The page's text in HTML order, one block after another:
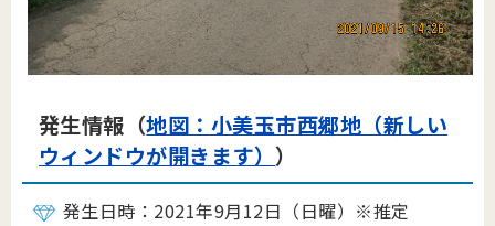
発生情報（地図：小美玉市西郷地（新しい
ウィンドウが開きます））
発生日時：2021年9月12日（日曜）※推定